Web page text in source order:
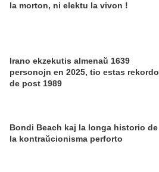
la morton, ni elektu la vivon !
Irano ekzekutis almenaŭ 1639
personojn en 2025, tio estas rekordo
de post 1989
Bondi Beach kaj la longa historio de
la kontraŭcionisma perforto